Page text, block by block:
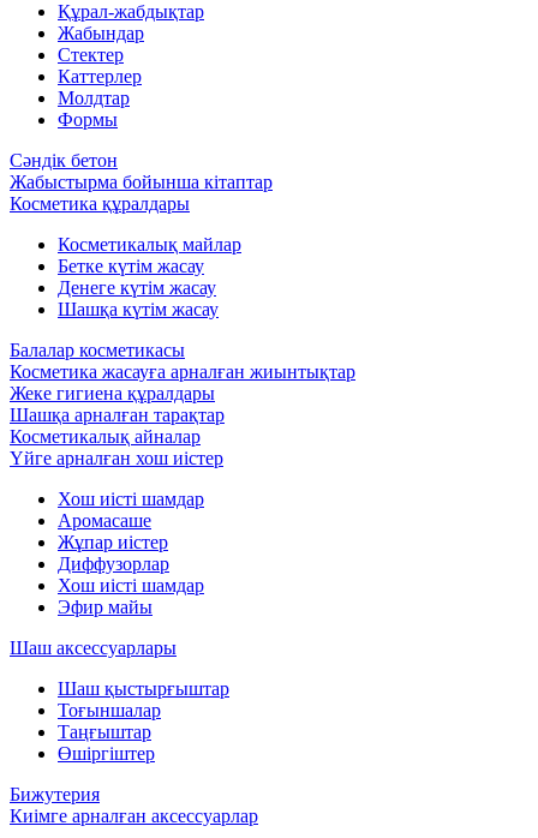
Құрал-жабдықтар
Жабындар
Стектер
Каттерлер
Молдтар
Формы
Сәндік бетон
Жабыстырма бойынша кітаптар
Косметика құралдары
Косметикалық майлар
Бетке күтім жасау
Денеге күтім жасау
Шашқа күтім жасау
Балалар косметикасы
Косметика жасауға арналған жиынтықтар
Жеке гигиена құралдары
Шашқа арналған тарақтар
Косметикалық айналар
Үйге арналған хош иістер
Хош иісті шамдар
Аромасаше
Жұпар иістер
Диффузорлар
Хош иісті шамдар
Эфир майы
Шаш аксессуарлары
Шаш қыстырғыштар
Тоғыншалар
Таңғыштар
Өшіргіштер
Бижутерия
Киімге арналған аксессуарлар